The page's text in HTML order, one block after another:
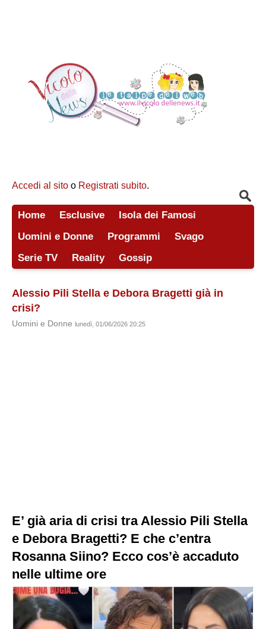
Accedi al sito o Registrati subito.
Home Esclusive
Isola dei Famosi
Uomini e Donne
Programmi
Svago
Serie TV
Reality Gossip
Alessio Pili Stella e Debora Bragetti già in
crisi?
Uomini e Donne lunedì, 01/06/2026 20:25
E’ già aria di crisi tra Alessio Pili Stella
e Debora Bragetti? E che c’entra
Rosanna Siino? Ecco cos’è accaduto
nelle ultime ore